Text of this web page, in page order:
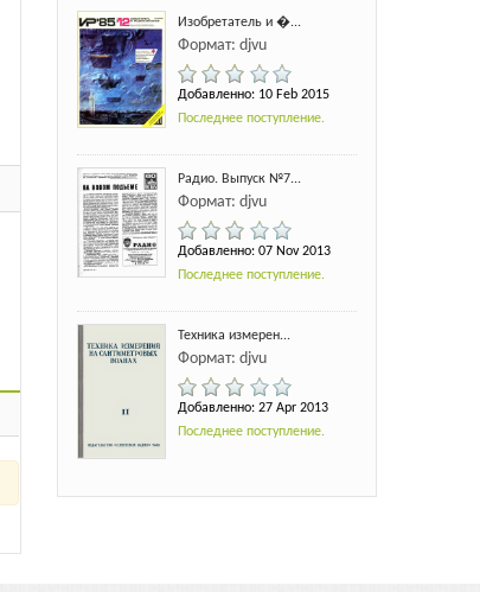
Изобретатель и �...
Формат: djvu
Добавленно: 10 Feb 2015
Последнее поступление.
Радио. Выпуск №7...
Формат: djvu
Добавленно: 07 Nov 2013
Последнее поступление.
Техника измерен...
Формат: djvu
Добавленно: 27 Apr 2013
Последнее поступление.